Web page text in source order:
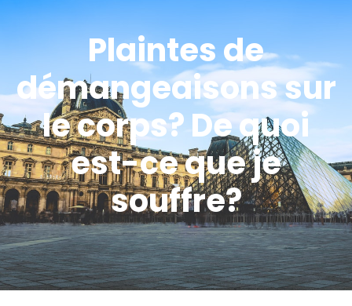
Plaintes de
démangeaisons sur
le corps? De quoi
est-ce que je
souffre?